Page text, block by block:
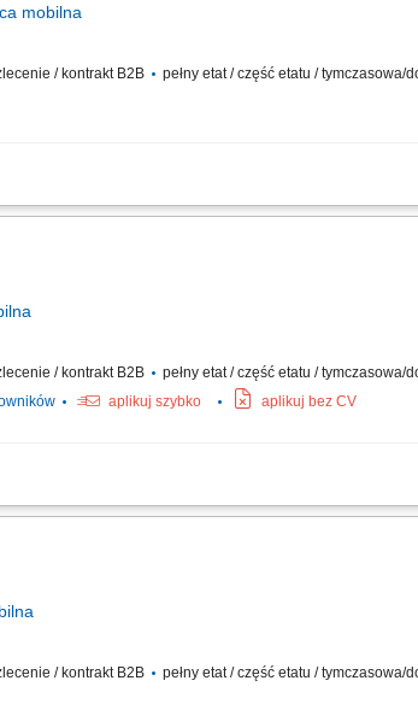
mobilna
/ kontrakt B2B pełny etat / część etatu / tymczasowa/
na wskazany adres, zabezpieczanie przesyłek
/ kontrakt B2B pełny etat / część etatu / tymczasowa/
aplikuj szybko aplikuj bez CV
zakupów; Zabezpieczanie przesyłek przed ewentualnymi
/ kontrakt B2B pełny etat / część etatu / tymczasowa/